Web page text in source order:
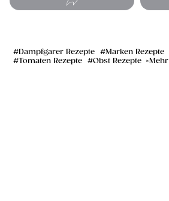
Dampfgarer Rezepte Marken Rezepte
Tomaten Rezepte
Obst Rezepte Mehr